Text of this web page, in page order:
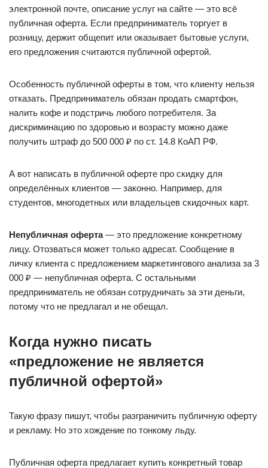
электронной почте, описание услуг на сайте — это всё
публичная оферта. Если предприниматель торгует в
розницу, держит общепит или оказывает бытовые услуги,
его предложения считаются публичной офертой.
Особенность публичной оферты в том, что клиенту нельзя
отказать. Предприниматель обязан продать смартфон,
налить кофе и подстричь любого потребителя. За
дискриминацию по здоровью и возрасту можно даже
получить штраф до 500 000 ₽ по ст. 14.8 КоАП РФ.
А вот написать в публичной оферте про скидку для
определённых клиентов — законно. Например, для
студентов, многодетных или владельцев скидочных карт.
Непубличная оферта— это предложение конкретному
лицу. Отозваться может только адресат. Сообщение в
личку клиента с предложением маркетингового анализа за 3
000 ₽ — непубличная оферта. С остальными
предприниматель не обязан сотрудничать за эти деньги,
потому что не предлагал и не обещал.
Когда нужно писать
«предложение не является
публичной офертой»
Такую фразу пишут, чтобы разграничить публичную оферту
и рекламу. Но это хождение по тонкому льду.
Публичная оферта предлагает купить конкретный товар